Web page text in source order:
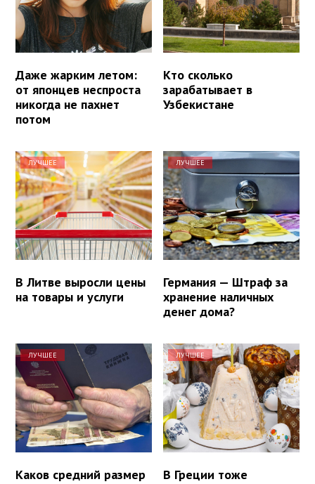
Даже жарким летом:
от японцев неспроста
никогда не пахнет
потом
Кто сколько
зарабатывает в
Узбекистане
ЛУЧШЕЕ
В Литве выросли цены
на товары и услуги
ЛУЧШЕЕ
Германия — Штраф за
хранение наличных
денег дома?
ЛУЧШЕЕ
Каков средний размер
ЛУЧШЕЕ
В Греции тоже